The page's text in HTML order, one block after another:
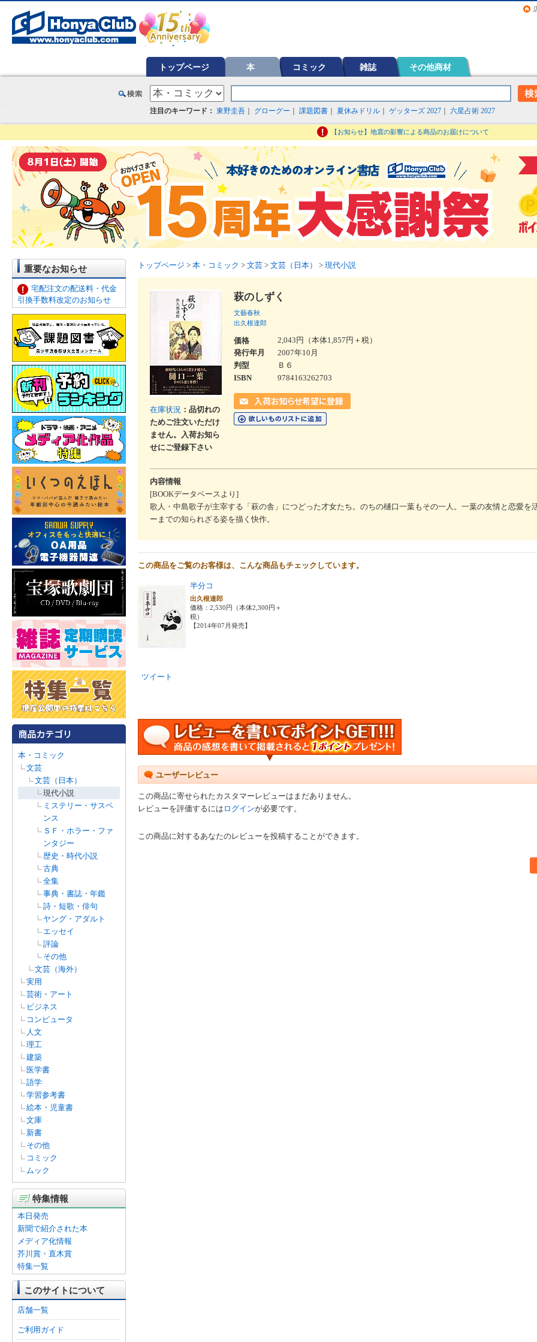
トップページ 本 コミック 雑誌 その他商材
注目のキーワード： 東野圭吾 グローグー 課題図書 夏休みドリル ゲッターズ 2027 六星占術 2027
【お知らせ】地震の影響による商品のお届けについて
重要なお知らせ
宅配注文の配送料・代金
引換手数料改定のお知らせ
本・コミック
文芸
文芸（日本）
現代小説
ミステリー・サスペ
ンス
ＳＦ・ホラー・ファ
ンタジー
歴史・時代小説
古典
全集
事典・書誌・年鑑
詩・短歌・俳句
ヤング・アダルト
エッセイ
評論
その他
文芸（海外）
実用
芸術・アート
ビジネス
コンピュータ
人文
理工
建築
医学書
語学
学習参考書
絵本・児童書
文庫
新書
その他
コミック
ムック
特集情報
本日発売
新聞で紹介された本
メディア化情報
芥川賞・直木賞
特集一覧
このサイトについて
店舗一覧
ご利用ガイド
トップページ > 本・コミック > 文芸 > 文芸（日本） > 現代小説
在庫状況 ：品切れの
ためご注文いただけ
ません。入荷お知ら
せにご登録下さい
萩のしずく
文藝春秋
出久根達郎
価格
2,043円（本体1,857円＋税）
発行年月
2007年10月
判型
Ｂ６
ISBN
9784163262703
内容情報
[BOOKデータベースより]
歌人・中島歌子が主宰する「萩の舎」につどった才女たち。のちの樋口一葉もその一人。一葉の友情と恋愛を
ーまでの知られざる姿を描く快作。
この商品をご覧のお客様は、こんな商品もチェックしています。
半分コ
出久根達郎
価格：2,530円（本体2,300円＋
税）
【2014年07月発売】
ツイート
ユーザーレビュー
この商品に寄せられたカスタマーレビューはまだありません。
レビューを評価するには ログインが必要です。
この商品に対するあなたのレビューを投稿することができます。